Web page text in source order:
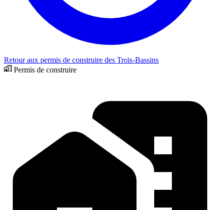
Retour aux permis de construire des Trois-Bassins
Permis de construire